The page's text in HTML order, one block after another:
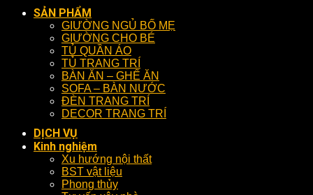
SẢN PHẨM
GIƯỜNG NGỦ BỐ MẸ
GIƯỜNG CHO BÉ
TỦ QUẦN ÁO
TỦ TRANG TRÍ
BÀN ĂN – GHẾ ĂN
SOFA – BÀN NƯỚC
ĐÈN TRANG TRÍ
DECOR TRANG TRÍ
DỊCH VỤ
Kinh nghiệm
Xu hướng nội thất
BST vật liệu
Phong thủy